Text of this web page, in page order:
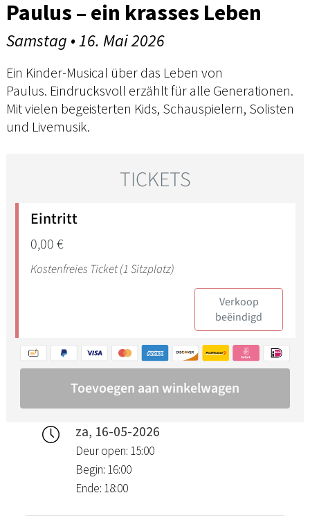
Paulus – ein krasses Leben
Samstag • 16. Mai 2026
Ein Kinder-Musical über das Leben von
Paulus. Eindrucksvoll erzählt für alle Generationen.
Mit vielen begeisterten Kids, Schauspielern, Solisten
und Livemusik.
za, 16-05-2026
Deur open: 15:00
Begin: 16:00
Ende: 18:00